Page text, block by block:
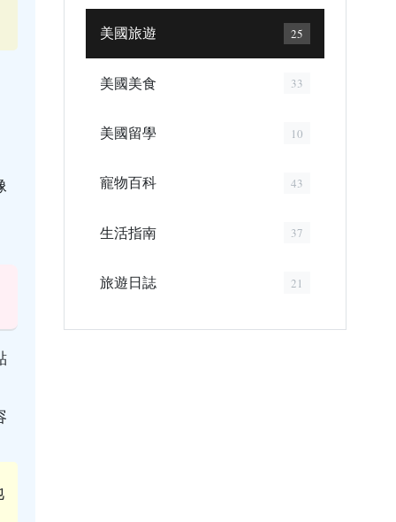
美國旅遊 25
美國美食 33
美國留學 10
寵物百科 43
生活指南 37
旅遊日誌 21